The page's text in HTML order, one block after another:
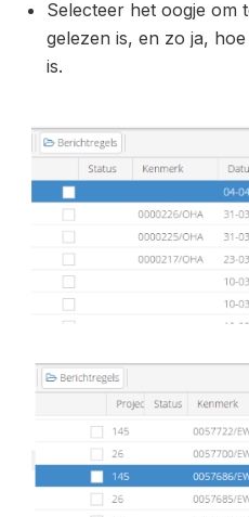
Selecteer het oogje om
gelezen is, en zo ja,
is.